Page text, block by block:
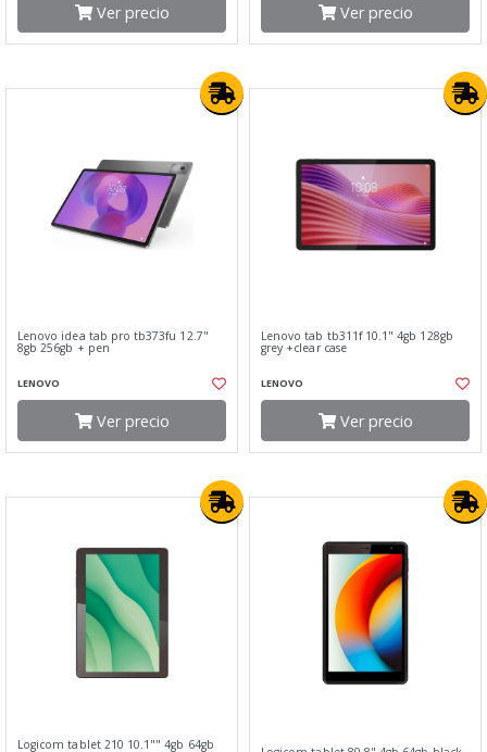
Ver precio Ver precio
Lenovo idea tab pro tb373fu 12.7"
8gb 256gb + pen
LENOVO
Ver precio
Lenovo tab tb311f 10.1" 4gb 128gb
grey +clear case
LENOVO
Ver precio
Logicom tablet 210 10.1"" 4gb 64gb